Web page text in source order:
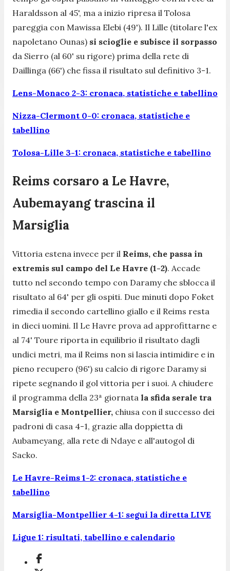
Haraldsson al 45', ma a inizio ripresa il Tolosa
pareggia con Mawissa Elebi (49'). Il Lille (titolare l'ex
napoletano Ounas) si scioglie e subisce il sorpasso
da Sierro (al 60' su rigore) prima della rete di
Daillinga (66') che fissa il risultato sul definitivo 3-1.
Lens-Monaco 2-3: cronaca, statistiche e tabellino
Nizza-Clermont 0-0: cronaca, statistiche e
tabellino
Tolosa-Lille 3-1: cronaca, statistiche e tabellino
Reims corsaro a Le Havre,
Aubemayang trascina il
Marsiglia
Vittoria estena invece per il Reims, che passa in
extremis sul campo del Le Havre (1-2). Accade
tutto nel secondo tempo con Daramy che sblocca il
risultato al 64' per gli ospiti. Due minuti dopo Foket
rimedia il secondo cartellino giallo e il Reims resta
in dieci uomini. Il Le Havre prova ad approfittarne e
al 74' Toure riporta in equilibrio il risultato dagli
undici metri, ma il Reims non si lascia intimidire e in
pieno recupero (96') su calcio di rigore Daramy si
ripete segnando il gol vittoria per i suoi. A chiudere
il programma della 23ª giornata la sfida serale tra
Marsiglia e Montpellier, chiusa con il successo dei
padroni di casa 4-1, grazie alla doppietta di
Aubameyang, alla rete di Ndaye e all'autogol di
Sacko.
Le Havre-Reims 1-2: cronaca, statistiche e
tabellino
Marsiglia-Montpellier 4-1: segui la diretta LIVE
Ligue 1: risultati, tabellino e calendario